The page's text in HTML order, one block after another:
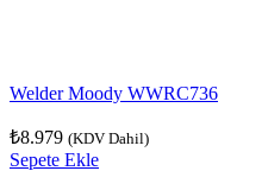
Welder Moody WWRC736
₺8.979 (KDV Dahil)
Sepete Ekle